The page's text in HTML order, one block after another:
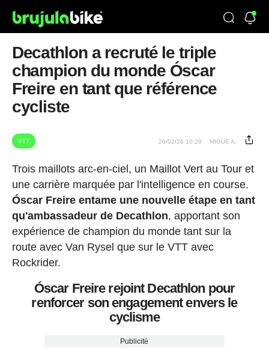
Decathlon a recruté le triple
champion du monde Óscar
Freire en tant que référence
cycliste
VTT 20/02/26 10:29 MIGUE A.
Trois maillots arc-en-ciel, un Maillot Vert au Tour et
une carrière marquée par l'intelligence en course.
Óscar Freire entame une nouvelle étape en tant
qu'ambassadeur de Decathlon, apportant son
expérience de champion du monde tant sur la
route avec Van Rysel que sur le VTT avec
Rockrider.
Óscar Freire rejoint Decathlon pour
renforcer son engagement envers le
cyclisme
Publicité